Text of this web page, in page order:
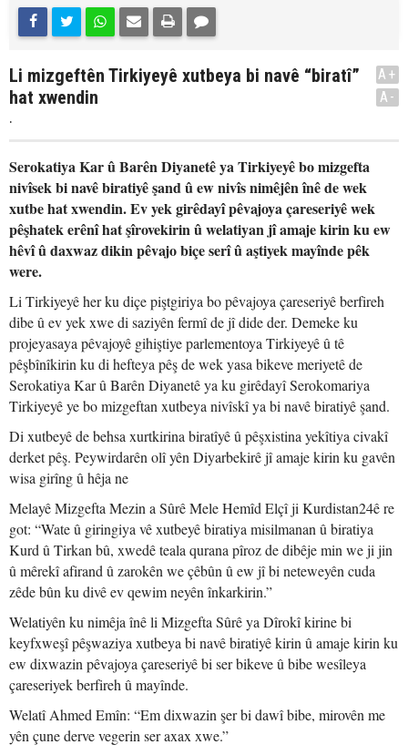
Li mizgeftên Tirkiyeyê xutbeya bi navê “biratî”
hat xwendin
.
A+
A-
Serokatiya Kar û Barên Diyanetê ya Tirkiyeyê bo mizgefta
nivîsek bi navê biratiyê şand û ew nivîs nimêjên înê de wek
xutbe hat xwendin. Ev yek girêdayî pêvajoya çareseriyê wek
pêşhatek erênî hat şîrovekirin û welatiyan jî amaje kirin ku ew
hêvî û daxwaz dikin pêvajo biçe serî û aştiyek mayînde pêk
were.
Li Tirkiyeyê her ku diçe piştgiriya bo pêvajoya çareseriyê berfireh
dibe û ev yek xwe di saziyên fermî de jî dide der. Demeke ku
projeyasaya pêvajoyê gihiştiye parlementoya Tirkiyeyê û tê
pêşbînîkirin ku di hefteya pêş de wek yasa bikeve meriyetê de
Serokatiya Kar û Barên Diyanetê ya ku girêdayî Serokomariya
Tirkiyeyê ye bo mizgeftan xutbeya nivîskî ya bi navê biratiyê şand.
Di xutbeyê de behsa xurtkirina biratîyê û pêşxistina yekîtiya civakî
derket pêş. Peywirdarên olî yên Diyarbekirê jî amaje kirin ku gavên
wisa girîng û hêja ne
Melayê Mizgefta Mezin a Sûrê Mele Hemîd Elçî ji Kurdistan24ê re
got: “Wate û giringiya vê xutbeyê biratiya misilmanan û biratiya
Kurd û Tirkan bû, xwedê teala qurana pîroz de dibêje min we ji jin
û mêrekî afirand û zarokên we çêbûn û ew jî bi neteweyên cuda
zêde bûn ku divê ev qewim neyên înkarkirin.”
Welatiyên ku nimêja înê li Mizgefta Sûrê ya Dîrokî kirine bi
keyfxweşî pêşwaziya xutbeya bi navê biratiyê kirin û amaje kirin ku
ew dixwazin pêvajoya çareseriyê bi ser bikeve û bibe wesîleya
çareseriyek berfireh û mayînde.
Welatî Ahmed Emîn: “Em dixwazin şer bi dawî bibe, mirovên me
yên çune derve vegerin ser axax xwe.”